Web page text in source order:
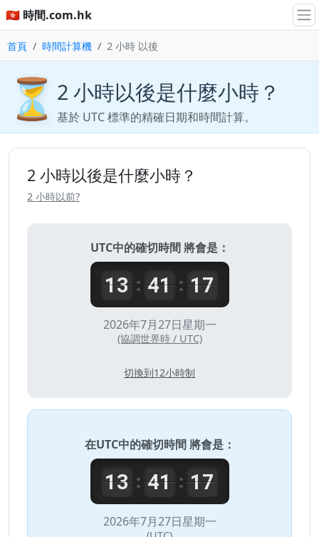
🇭🇰 時間.com.hk
首頁 時間計算機 2 小時 以後
⏳ 2 小時以後是什麼小時？
基於 UTC 標準的精確日期和時間計算。
2 小時以後是什麼小時？
2 小時以前?
UTC中的確切時間 將會是：
13: 41: 17
2026年7月27日星期一
(協調世界時 / UTC)
切換到12小時制
在UTC中的確切時間 將會是：
13: 41: 17
2026年7月27日星期一